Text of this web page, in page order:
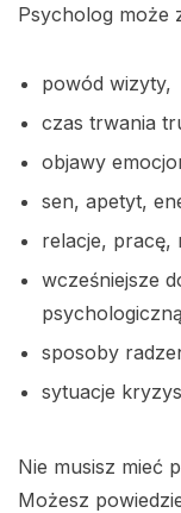
Psycholog może
powód wizyty,
czas trwania
objawy
sen, apetyt,
relacje, pracę,
wcześniejsze
sposoby
sytuacje
Nie musisz mieć
Możesz